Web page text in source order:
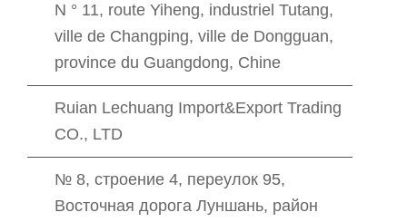
N ° 11, route Yiheng, industriel Tutang,
ville de Changping, ville de Dongguan,
province du Guangdong, Chine
Ruian Lechuang Import&Export Trading
CO., LTD
№ 8, строение 4, переулок 95,
Восточная дорога Луншань, район